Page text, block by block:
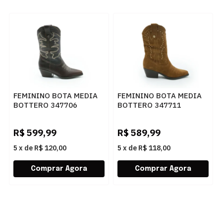
FEMININO BOTA MEDIA
BOTTERO 347706
R$ 599,99
5 x de R$ 120,00
FEMININO BOTA MEDIA
BOTTERO 347711
R$ 589,99
5 x de R$ 118,00